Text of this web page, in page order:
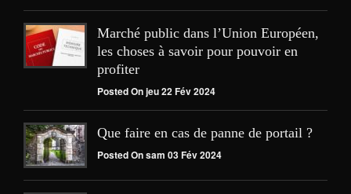
Marché public dans l’Union Européen,
les choses à savoir pour pouvoir en
profiter
Posted On jeu 22 Fév 2024
Que faire en cas de panne de portail ?
Posted On sam 03 Fév 2024